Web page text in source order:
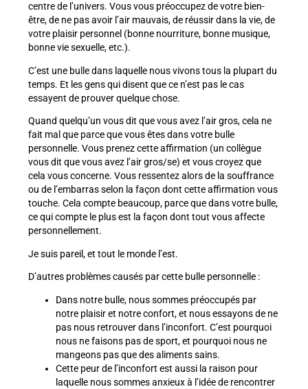
centre de l’univers. Vous vous préoccupez de votre bien-
être, de ne pas avoir l’air mauvais, de réussir dans la vie, de
votre plaisir personnel (bonne nourriture, bonne musique,
bonne vie sexuelle, etc.).
C’est une bulle dans laquelle nous vivons tous la plupart du
temps. Et les gens qui disent que ce n’est pas le cas
essayent de prouver quelque chose.
Quand quelqu’un vous dit que vous avez l’air gros, cela ne
fait mal que parce que vous êtes dans votre bulle
personnelle. Vous prenez cette affirmation (un collègue
vous dit que vous avez l’air gros/se) et vous croyez que
cela vous concerne. Vous ressentez alors de la souffrance
ou de l’embarras selon la façon dont cette affirmation vous
touche. Cela compte beaucoup, parce que dans votre bulle,
ce qui compte le plus est la façon dont tout vous affecte
personnellement.
Je suis pareil, et tout le monde l’est.
D’autres problèmes causés par cette bulle personnelle :
Dans notre bulle, nous sommes préoccupés par
notre plaisir et notre confort, et nous essayons de ne
pas nous retrouver dans l’inconfort. C’est pourquoi
nous ne faisons pas de sport, et pourquoi nous ne
mangeons pas que des aliments sains.
Cette peur de l’inconfort est aussi la raison pour
laquelle nous sommes anxieux à l’idée de rencontrer